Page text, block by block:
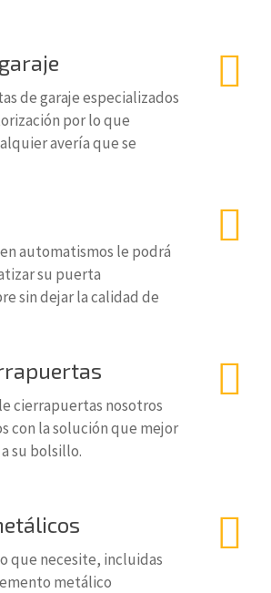
de garaje especializados
por lo que
avería que se
automatismos le podrá
su puerta
sin dejar la calidad de
cierrapuertas nosotros
con la solución que mejor
su bolsillo.
que necesite, incluidas
metálico